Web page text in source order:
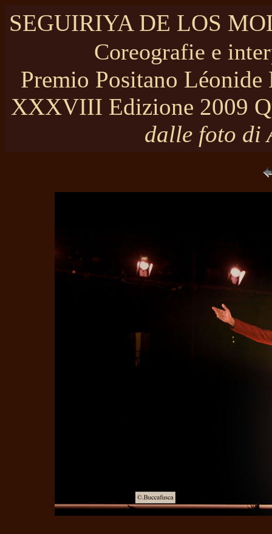
SEGUIRIYA DE LOS
Coreografie e
Premio Positano
XXXVIII Edizione 2009
dalle foto di